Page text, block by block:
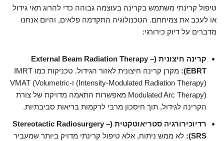
טיפול קרינתי משתמש בקרינה בעוצמה גבוהה כדי להרוג תאי גידול
או לעכב את צמיחתם. הטכנולוגיה התקדמה פלאים, והיום אנחנו
מדברים על דיוק כירורגי:
קרינה חיצונית (External Beam Radiation Therapy –
EBRT):
מקרן קרינה חיצונית לאזור הגידול. טכניקות כמו IMRT
(Intensity-Modulated Radiation Therapy) ו-VMAT (Volumetric
Modulated Arc Therapy) מאפשרות התאמה מדויקת של צורת
הקרינה לגידול, תוך חיסכון מרבי לרקמות בריאות סביבתיות.
רדיוכירורגיה סטריאוטקטית (Stereotactic Radiosurgery –
SRS):
לא ממש ניתוח, אלא טיפול קרינתי מדויק ביותר שמעביר